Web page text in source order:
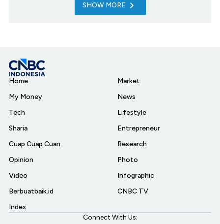
SHOW MORE
Home
My Money
Tech
Sharia
Cuap Cuap Cuan
Opinion
Video
Berbuatbaik.id
Index
Market
News
Lifestyle
Entrepreneur
Research
Photo
Infographic
CNBC TV
Connect With Us: